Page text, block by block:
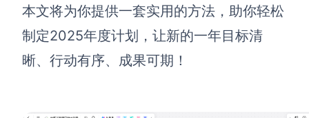
资源与下载
向团队介绍
博思白板boardmix
本文将为你提供一套实用的方法，助你轻松
制定2025年度计划，让新的一年目标清
晰、行动有序、成果可期！